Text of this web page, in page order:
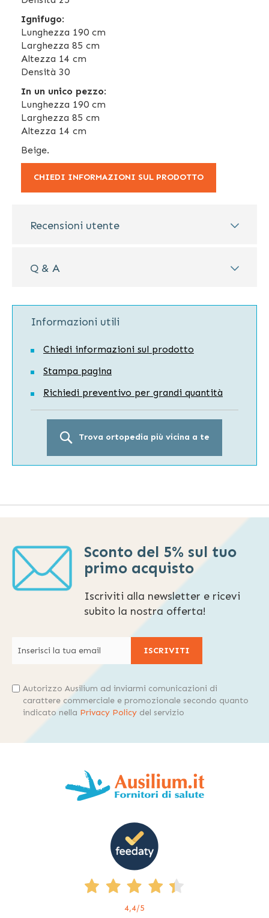
Ignifugo:
Lunghezza 190 cm
Larghezza 85 cm
Altezza 14 cm
Densità 30
In un unico pezzo:
Lunghezza 190 cm
Larghezza 85 cm
Altezza 14 cm
Beige.
CHIEDI INFORMAZIONI SUL PRODOTTO
Recensioni utente
Q & A
Informazioni utili
Chiedi informazioni sul prodotto
Stampa pagina
Richiedi preventivo per grandi quantità
Trova ortopedia più vicina a te
Sconto del 5% sul tuo
primo acquisto
Iscriviti alla newsletter e ricevi
subito la nostra offerta!
ISCRIVITI
Autorizzo Ausilium ad inviarmi comunicazioni di
carattere commerciale e promozionale secondo quanto
indicato nella Privacy Policy del servizio
4,4/5